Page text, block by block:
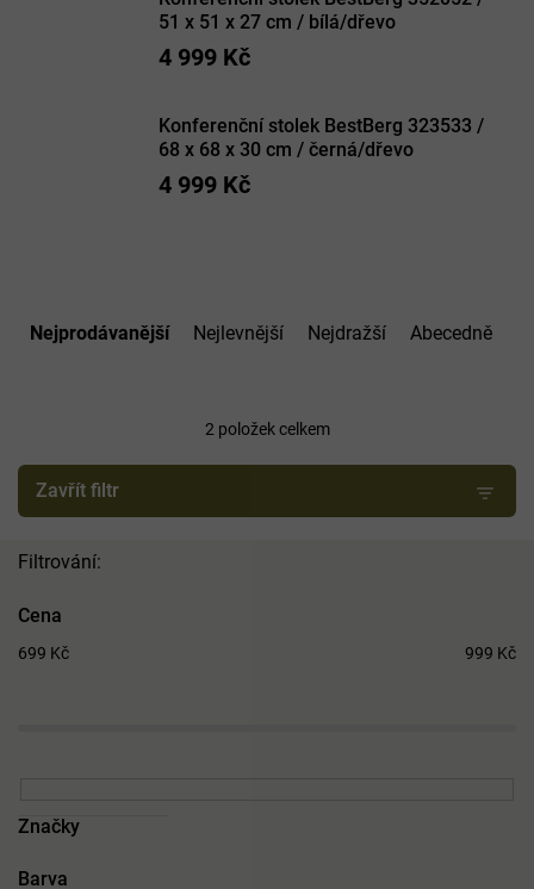
51 x 51 x 27 cm / bílá/dřevo
4 999 Kč
Konferenční stolek BestBerg 323533 /
68 x 68 x 30 cm / černá/dřevo
4 999 Kč
p
o
u
t
ů
Nejprodávanější Nejlevnější Nejdražší Abecedně
2 položek celkem
Zavřít filtr
Cena
699 Kč 999 Kč
Značky
Barva